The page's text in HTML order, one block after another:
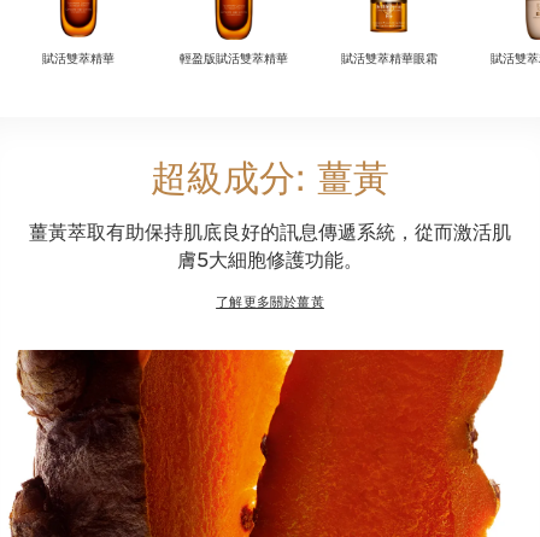
賦活雙萃精華 輕盈版賦活雙萃精華 賦活雙萃精華眼霜 賦活雙
超級成分: 薑黃
薑黃萃取有助保持肌底良好的訊息傳遞系統，從而激活肌
膚5大細胞修護功能。
了解更多關於薑黃